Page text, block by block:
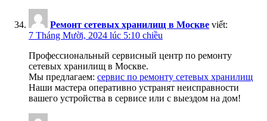
Ремонт сетевых хранилищ в Москве viết:
7 Tháng Mười, 2024 lúc 5:10 chiều
Профессиональный сервисный центр по ремонту
сетевых хранилищ в Москве.
Мы предлагаем: сервис по ремонту сетевых хранилищ
Наши мастера оперативно устранят неисправности
вашего устройства в сервисе или с выездом на дом!